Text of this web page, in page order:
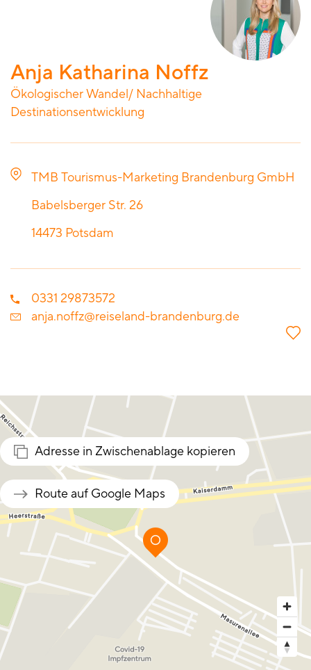
Anja Katharina Noffz
Ökologischer Wandel/ Nachhaltige
Destinationsentwicklung
TMB Tourismus-Marketing Brandenburg GmbH
Babelsberger Str. 26
14473 Potsdam
0331 29873572
anja.noffz@reiseland-brandenburg.de
Adresse in Zwischenablage kopieren
Route auf Google Maps